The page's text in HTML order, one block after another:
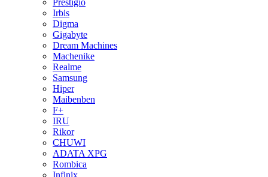
Prestigio
Irbis
Digma
Gigabyte
Dream Machines
Machenike
Realme
Samsung
Hiper
Maibenben
F+
IRU
Rikor
CHUWI
ADATA XPG
Rombica
Infinix